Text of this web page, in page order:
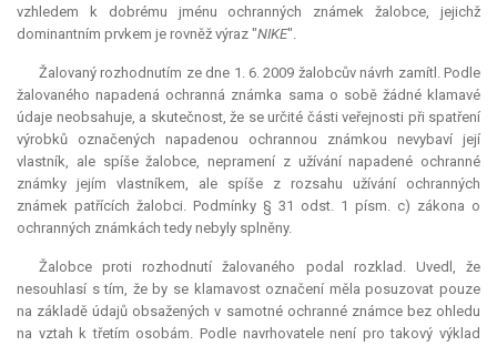
vzhledem k dobrému jménu ochranných známek žalobce, jejichž
dominantním prvkem je rovněž výraz "NIKE".
Žalovaný rozhodnutím ze dne 1. 6. 2009 žalobcův návrh zamítl. Podle
žalovaného napadená ochranná známka sama o sobě žádné klamavé
údaje neobsahuje, a skutečnost, že se určité části veřejnosti při spatření
výrobků označených napadenou ochrannou známkou nevybaví její
vlastník, ale spíše žalobce, nepramení z užívání napadené ochranné
známky jejím vlastníkem, ale spíše z rozsahu užívání ochranných
známek patřících žalobci. Podmínky § 31 odst. 1 písm. c) zákona o
ochranných známkách tedy nebyly splněny.
Žalobce proti rozhodnutí žalovaného podal rozklad. Uvedl, že
nesouhlasí s tím, že by se klamavost označení měla posuzovat pouze
na základě údajů obsažených v samotné ochranné známce bez ohledu
na vztah k třetím osobám. Podle navrhovatele není pro takový výklad